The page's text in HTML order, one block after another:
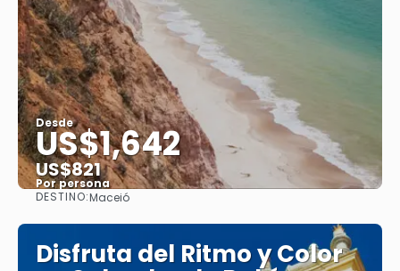
Desde
US$1,642
US$821
Por persona
DESTINO:Maceió
Disfruta del Ritmo y Color